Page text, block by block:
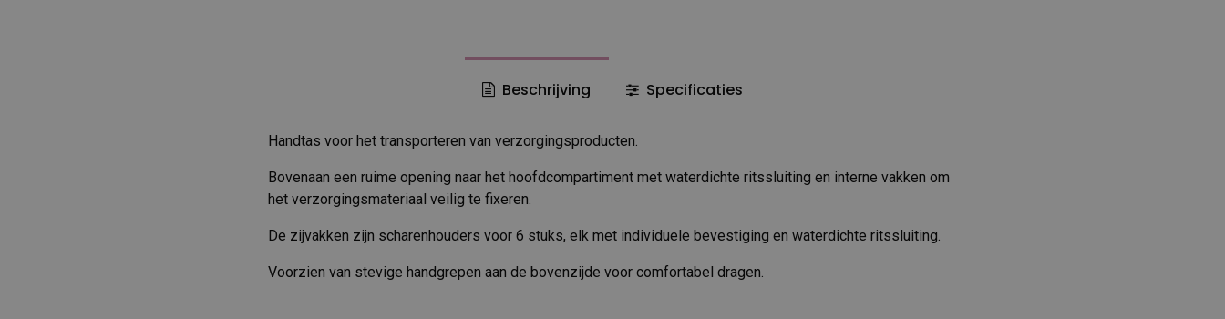
Beschrijving Specificaties
Handtas voor het transporteren van verzorgingsproducten.
Bovenaan een ruime opening naar het hoofdcompartiment met waterdichte ritssluiting en interne vakken om
het verzorgingsmateriaal veilig te fixeren.
De zijvakken zijn scharenhouders voor 6 stuks, elk met individuele bevestiging en waterdichte ritssluiting.
Voorzien van stevige handgrepen aan de bovenzijde voor comfortabel dragen.